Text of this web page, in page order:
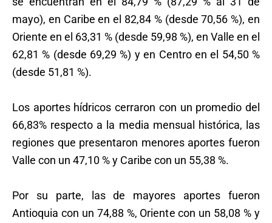
mayo), en Caribe en el 82,84 % (desde 70,56 %), en
Oriente en el 63,31 % (desde 59,98 %), en Valle en el
62,81 % (desde 69,29 %) y en Centro en el 54,50 %
(desde 51,81 %).
Los aportes hídricos cerraron con un promedio del
66,83% respecto a la media mensual histórica, las
regiones que presentaron menores aportes fueron
Valle con un 47,10 % y Caribe con un 55,38 %.
Por su parte, las de mayores aportes fueron
Antioquia con un 74,88 %, Oriente con un 58,08 % y